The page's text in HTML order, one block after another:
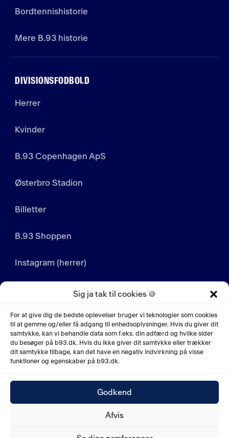
Sig ja tak til cookies 🍪
For at give dig de bedste oplevelser bruger vi teknologier som cookies
til at gemme og/eller få adgang til enhedsoplysninger. Hvis du giver dit
samtykke, kan vi behandle data som f.eks. din adfærd og hvilke sider
du besøger på b93.dk. Hvis du ikke giver dit samtykke eller trækker
dit samtykke tilbage, kan det have en negativ indvirkning på visse
funktioner og egenskaber på b93.dk.
Godkend
Afvis
Bordtennishistorie
Mere B.93 historie
DIVISIONSFODBOLD
Herrer
Kvinder
B.93 Copenhagen ApS
Østerbro Stadion
Billetter
B.93 Shoppen
Instagram (herrer)
Instagram (kvinder)
LinkedIn
YouTube